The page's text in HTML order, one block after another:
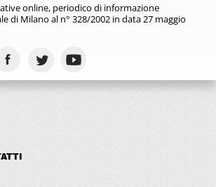
online, periodico di informazione
di Milano al n° 328/2002 in data 27 maggio